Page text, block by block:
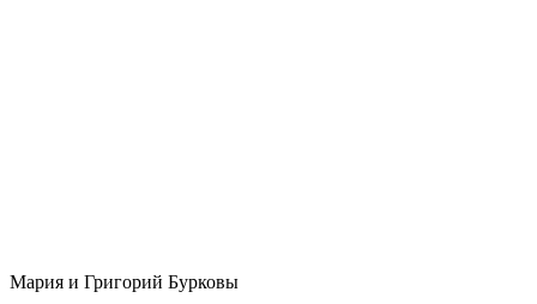
Мария и Григорий Бурковы